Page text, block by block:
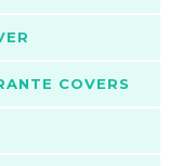
COVERS